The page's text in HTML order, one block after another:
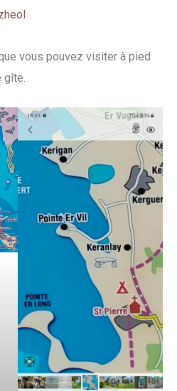
vous pouvez visiter à pied